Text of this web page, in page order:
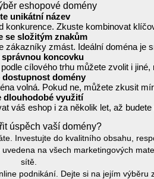
eshopové domény
unikátní název
konkurence. Zkuste kombinovat
se složitým znakům
zmást. Ideální doména je
správnou koncovku
cílového trhu můžete zvolit i jiné,
dostupnost domény
volná. Pokud ne, můžete zkusit
dlouhodobé využití
váš eshop i za několik let, až
úspěch vaší domény?
Investujte do kvalitního obsahu,
na všech marketingových
sítě.
podnikání. Dejte si na jejím výběru